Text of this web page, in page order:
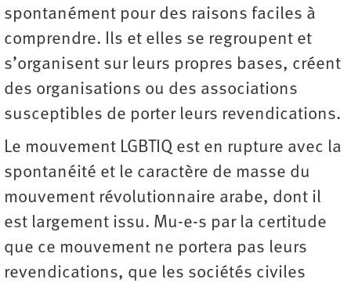
spontanément pour des raisons faciles à
comprendre. Ils et elles se regroupent et
s’organisent sur leurs propres bases, créent
des organisations ou des associations
susceptibles de porter leurs revendications.
Le mouvement LGBTIQ est en rupture avec la
spontanéité et le caractère de masse du
mouvement révolutionnaire arabe, dont il
est largement issu. Mu-e-s par la certitude
que ce mouvement ne portera pas leurs
revendications, que les sociétés civiles